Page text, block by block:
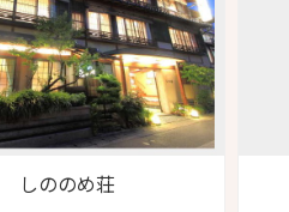
しののめ荘